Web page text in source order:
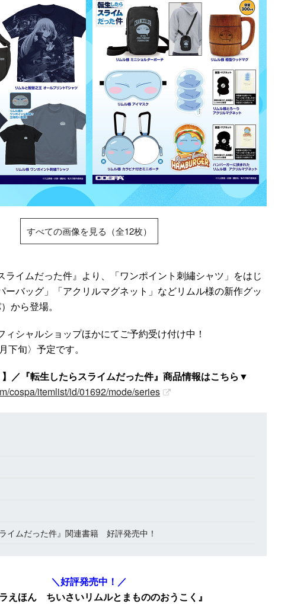
すべての画像を見る（全12枚）
ライムだった件』より、「ワンポイント刺繡シャツ」をはじ
ーバッグ」「アクリルマグネット」などリムル様の新作グッ
から登場。
ィシャルショップほかにてご予約受け付け中！
下旬〉予定です。
】／『転生したらスライムだった件』商品情報はこちら▼
cospa/itemlist/id/01692/mode/series
イムだった件』関連書籍 好評発売中！
＼好評発売中！／
ラえほん ちいさいリムルとまもののおうこく』